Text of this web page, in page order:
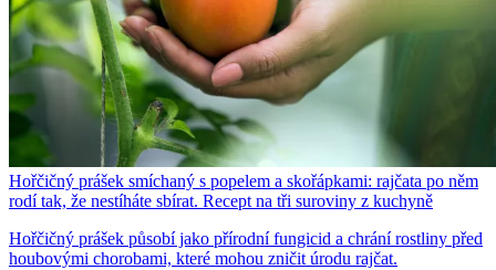
Hořčičný prášek smíchaný s popelem a skořápkami: rajčata po něm
rodí tak, že nestíháte sbírat. Recept na tři suroviny z kuchyně
Hořčičný prášek působí jako přírodní fungicid a chrání rostliny před
houbovými chorobami, které mohou zničit úrodu rajčat.